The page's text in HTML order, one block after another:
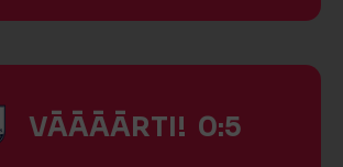
VĀĀĀĀRTI! 0:5